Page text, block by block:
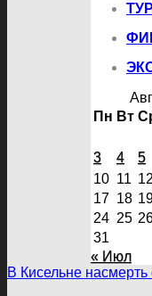
Пн Вт
3
4 5
10 11
17 18
24 25
31
« Июл
В Кисельне